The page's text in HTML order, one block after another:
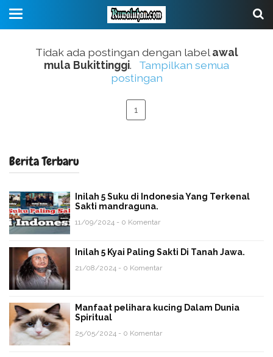
Tidak ada postingan dengan labelawal
mula Bukittinggi.
Tampilkan semua
postingan
1
Berita Terbaru
Inilah 5 Suku di Indonesia Yang Terkenal
Sakti mandraguna.
11/09/2024 - 0 Komentar
Inilah 5 Kyai Paling Sakti Di Tanah Jawa.
21/08/2024 - 0 Komentar
Manfaat pelihara kucing Dalam Dunia
Spiritual
25/05/2024 - 0 Komentar